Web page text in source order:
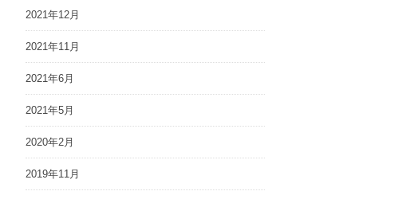
2021年12月
2021年11月
2021年6月
2021年5月
2020年2月
2019年11月